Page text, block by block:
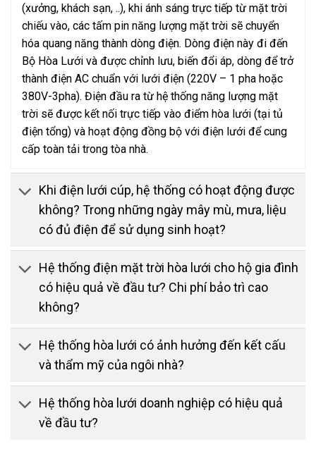
(xưởng, khách sạn, ..), khi ánh sáng trực tiếp từ mặt trời
chiếu vào, các tấm pin năng lượng mặt trời sẽ chuyển
hóa quang năng thành dòng điện. Dòng điện này đi đến
Bộ Hòa Lưới và được chỉnh lưu, biến đổi áp, dòng để trở
thành điện AC chuẩn với lưới điện (220V – 1 pha hoặc
380V-3pha). Điện đầu ra từ hệ thống năng lượng mặt
trời sẽ được kết nối trực tiếp vào điểm hòa lưới (tại tủ
điện tổng) và hoạt động đồng bộ với điện lưới để cung
cấp toàn tải trong tòa nhà.
Khi điện lưới cúp, hệ thống có hoạt động được
không? Trong những ngày mây mù, mưa, liệu
có đủ điện để sử dụng sinh hoạt?
Hệ thống điện mặt trời hòa lưới cho hộ gia đình
có hiệu quả về đầu tư? Chi phí bảo trì cao
không?
Hệ thống hòa lưới có ảnh hưởng đến kết cấu
và thẩm mỹ của ngôi nhà?
Hệ thống hòa lưới doanh nghiệp có hiệu quả
về đầu tư?